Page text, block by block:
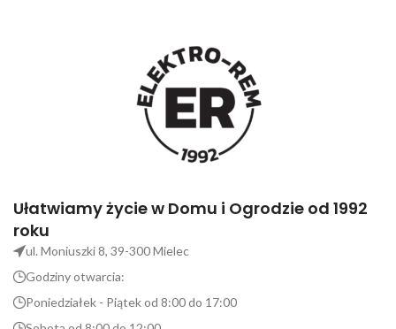
Ułatwiamy życie w Domu i Ogrodzie od 1992
roku
ul. Moniuszki 8, 39-300 Mielec
Godziny otwarcia:
Poniedziałek - Piątek od 8:00 do 17:00